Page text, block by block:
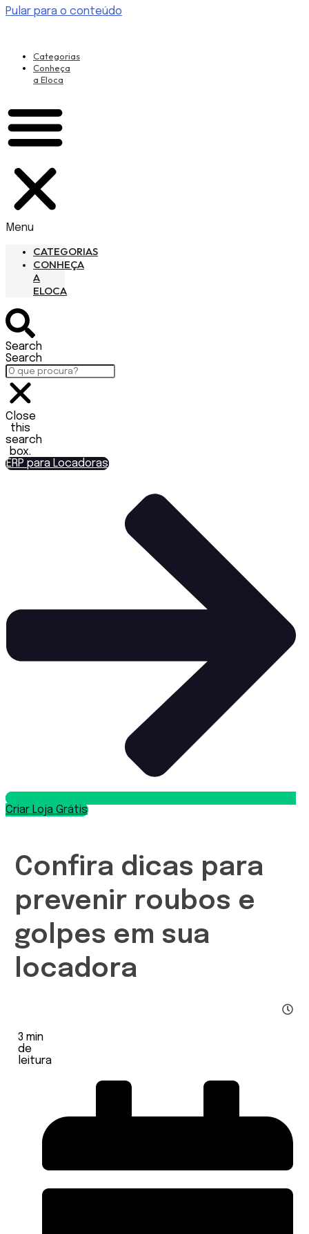
Pular para o conteúdo
Categorias
Conheça
a Eloca
Menu
CATEGORIAS
CONHEÇA
A
ELOCA
Search
Search
Close
this
search
box.
ERP para Locadoras
Criar Loja Grátis
Confira dicas para
prevenir roubos e
golpes em sua
locadora
3 min
de
leitura